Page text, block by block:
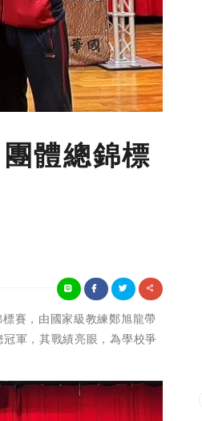
體總錦標
賽，由國家級教練鄭旭龍帶
軍，其戰績亮眼，為學校爭